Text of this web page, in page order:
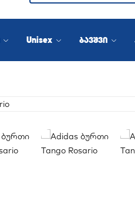
Unisex ბავშვი